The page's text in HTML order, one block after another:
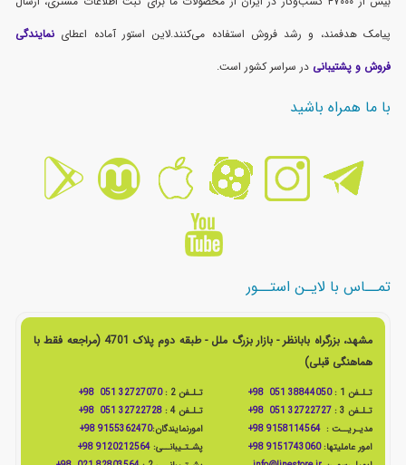
پیامک هدفمند، و رشد فروش استفاده می‌کنند.لاین استور آماده اعطای نمایندگی
فروش و پشتیبانی در سراسر کشور است.
با ما همراه باشید
تمــاس با لایـن استــور
مشهد، بزرگراه بابانظر - بازار بزرگ ملل - طبقه دوم پلاک 4701 (مراجعه فقط با
هماهنگی قبلی)
تـلـفن 1 : 38844050 051 98+ تـلـفن 2 :
32727070 051 98+
تـلـفن 3 :
32722727 051 98+ تـلـفن 4 :
32722728 051 98+
مدیـریــت :9158114564 98+ امورنمایندگان:9155362470 98+
امور عاملیتها:9151743060 98+ پشـتـیبانــی: 9120212564 98+